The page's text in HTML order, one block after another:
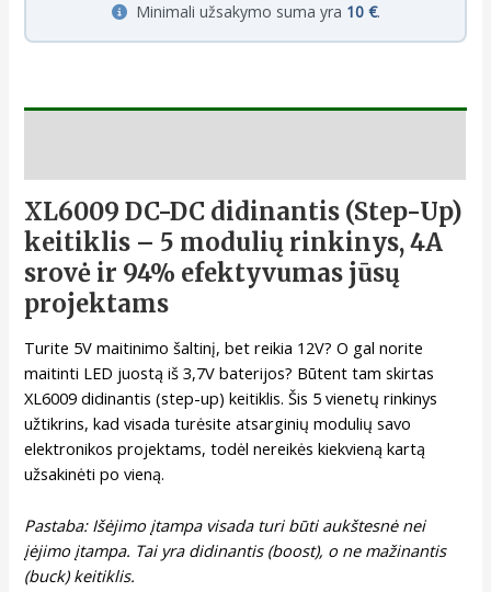
Minimali užsakymo suma yra 10 €.
XL6009 DC-DC didinantis (Step-Up)
keitiklis – 5 modulių rinkinys, 4A
srovė ir 94% efektyvumas jūsų
projektams
Turite 5V maitinimo šaltinį, bet reikia 12V? O gal norite
maitinti LED juostą iš 3,7V baterijos? Būtent tam skirtas
XL6009 didinantis (step-up) keitiklis. Šis 5 vienetų rinkinys
užtikrins, kad visada turėsite atsarginių modulių savo
elektronikos projektams, todėl nereikės kiekvieną kartą
užsakinėti po vieną.
Pastaba: Išėjimo įtampa visada turi būti aukštesnė nei
įėjimo įtampa. Tai yra didinantis (boost), o ne mažinantis
(buck) keitiklis.